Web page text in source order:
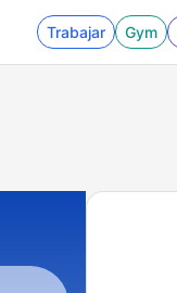
Trabajar Gym